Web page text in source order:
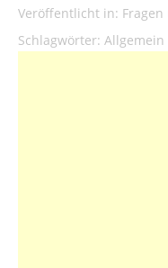
Veröffentlicht in:
Schlagwörter: Allgemein